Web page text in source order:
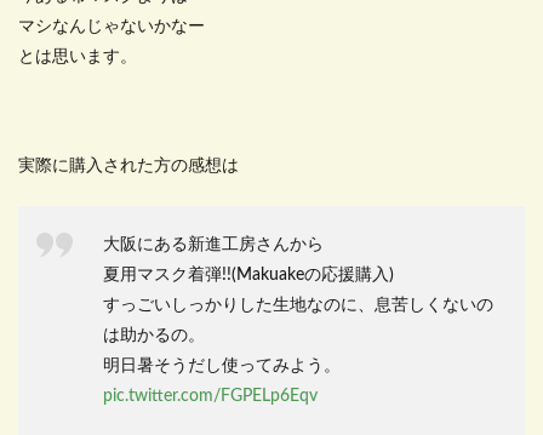
マシなんじゃないかなー
とは思います。
実際に購入された方の感想は
大阪にある新進工房さんから
夏用マスク着弾!!(Makuakeの応援購入)
すっごいしっかりした生地なのに、息苦しくないの
は助かるの。
明日暑そうだし使ってみよう。
pic.twitter.com/FGPELp6Eqv